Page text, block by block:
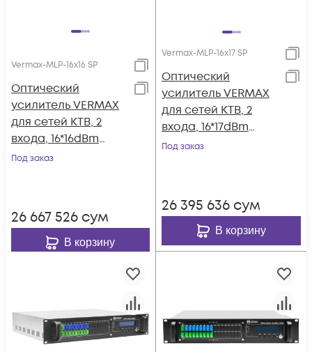
Vermax-MLP-16x16 SP
Оптический
усилитель VERMAX
для сетей КТВ, 2
входа, 16*16dBm
выхода, WDM
Под заказ
26 667 526 сум
В корзину
Vermax-MLP-16x17 SP
Оптический
усилитель VERMAX
для сетей КТВ, 2
входа, 16*17dBm
выхода, WDM
Под заказ
26 395 636 сум
В корзину